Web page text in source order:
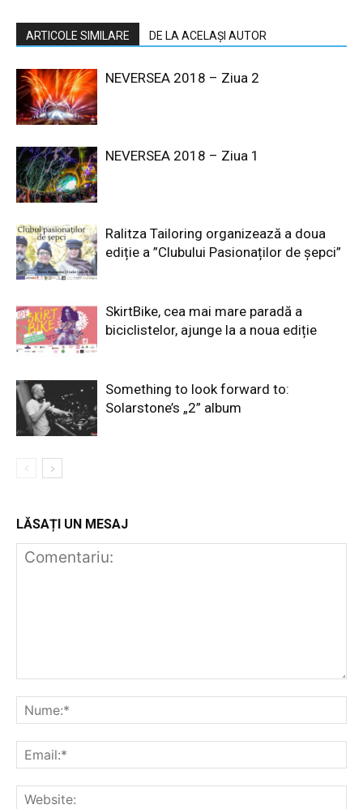
ARTICOLE SIMILARE DE LA ACELAȘI AUTOR
NEVERSEA 2018 – Ziua 2
NEVERSEA 2018 – Ziua 1
Ralitza Tailoring organizează a doua
ediție a ”Clubului Pasionaților de șepci”
SkirtBike, cea mai mare paradă a
biciclistelor, ajunge la a noua ediție
Something to look forward to:
Solarstone’s „2” album
LĂSAȚI UN MESAJ